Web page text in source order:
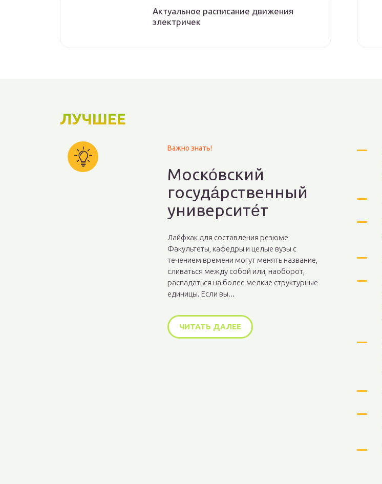
Актуальное расписание движения
электричек
ЛУЧШЕЕ
Важно знать!
Моско́вский
госуда́рственный
университе́т
Лайфхак для составления резюме
Факультеты, кафедры и целые вузы с
течением времени могут менять название,
сливаться между собой или, наоборот,
распадаться на более мелкие структурные
единицы. Если вы...
ЧИТАТЬ ДАЛЕЕ